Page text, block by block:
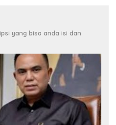
yang bisa anda isi dan